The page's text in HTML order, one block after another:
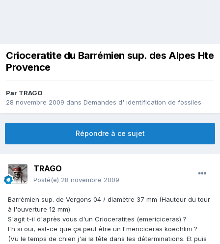
Crioceratite du Barrémien sup. des Alpes Hte
Provence
Par TRAGO
28 novembre 2009 dans Demandes d' identification de fossiles
Répondre à ce sujet
TRAGO
Posté(e) 28 novembre 2009
Barrémien sup. de Vergons 04 / diamètre 37 mm (Hauteur du tour
à l'ouverture 12 mm)
S'agit t-il d'après vous d'un Crioceratites (emericiceras) ?
Eh si oui, est-ce que ça peut être un Emericiceras koechlini ?
(Vu le temps de chien j'ai la tête dans les déterminations. Et puis